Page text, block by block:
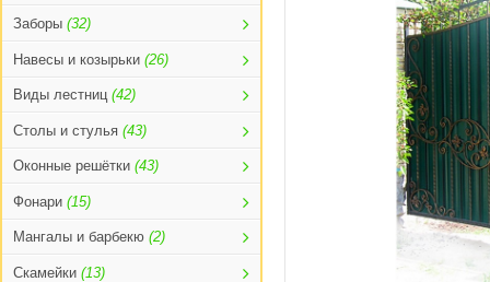
Заборы (32)
Навесы и козырьки (26)
Виды лестниц (42)
Столы и стулья (43)
Оконные решётки (43)
Фонари (15)
Мангалы и барбекю (2)
Скамейки (13)